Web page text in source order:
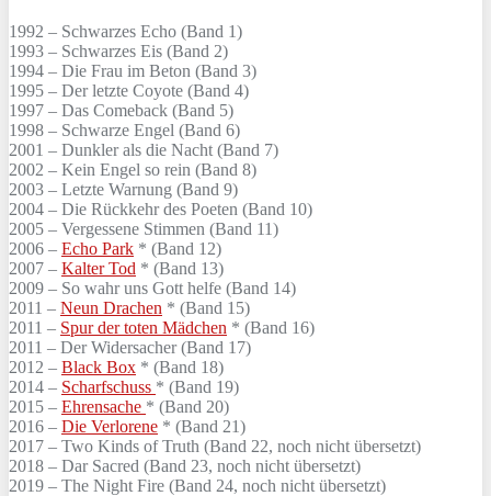
1992 – Schwarzes Echo (Band 1)
1993 – Schwarzes Eis (Band 2)
1994 – Die Frau im Beton (Band 3)
1995 – Der letzte Coyote (Band 4)
1997 – Das Comeback (Band 5)
1998 – Schwarze Engel (Band 6)
2001 – Dunkler als die Nacht (Band 7)
2002 – Kein Engel so rein (Band 8)
2003 – Letzte Warnung (Band 9)
2004 – Die Rückkehr des Poeten (Band 10)
2005 – Vergessene Stimmen (Band 11)
2006 – Echo Park * (Band 12)
2007 – Kalter Tod * (Band 13)
2009 – So wahr uns Gott helfe (Band 14)
2011 – Neun Drachen * (Band 15)
2011 – Spur der toten Mädchen * (Band 16)
2011 – Der Widersacher (Band 17)
2012 – Black Box * (Band 18)
2014 – Scharfschuss * (Band 19)
2015 – Ehrensache * (Band 20)
2016 – Die Verlorene * (Band 21)
2017 – Two Kinds of Truth (Band 22, noch nicht übersetzt)
2018 – Dar Sacred (Band 23, noch nicht übersetzt)
2019 – The Night Fire (Band 24, noch nicht übersetzt)